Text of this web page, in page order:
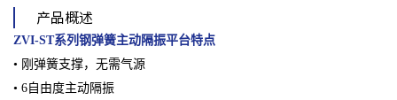
产品概述
ZVI-ST系列钢弹簧主动隔振平台特点
• 刚弹簧支撑，无需气源
• 6自由度主动隔振